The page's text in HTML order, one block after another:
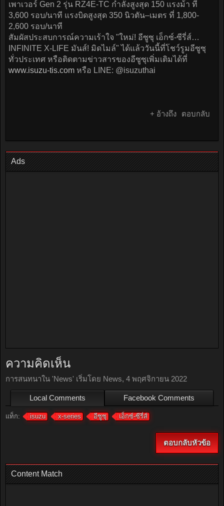
เพาเวอร์ Gen 2 รุ่น RZ4E-TC กำลังสูงสุด 150 แรงม้า ที่
3,600 รอบ/นาที แรงบิดสูงสุด 350 นิวตัน–เมตร ที่ 1,800-
2,600 รอบ/นาที
สัมผัสประสบการณ์ความเร้าใจ "ใหม่! อีซูซุ เอ็กซ์-ซีรี่ส์…
INFINITE X-LIFE มันส์! มิดไมล์" ได้แล้ววันนี้ที่โชว์รูมอีซูซุ
ทั่วประเทศ หรือติดตามข่าวสารของอีซูซุเพิ่มเติมได้ที่
www.isuzu-tis.com หรือ LINE: @isuzuthai
+ อ้างถึง ตอบกลับ
Ads
ความคิดเห็น
การสนทนาใน 'News' เริ่มโดย News, 4 พฤศจิกายน 2022
Local Comments Facebook Comments
แท็ก: isuzu x-series อีซูซุ เอ็กซ์-ซีรี่ส์
ตอบกลับหัวข้อ
Content Match